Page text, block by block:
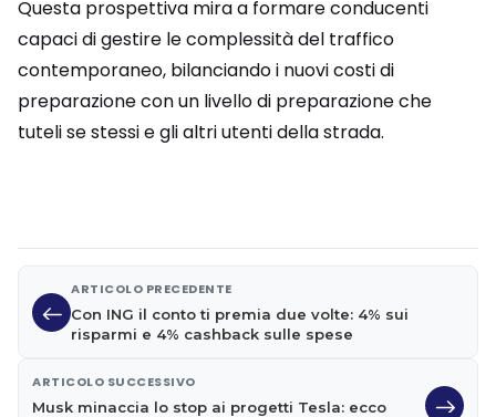
Questa prospettiva mira a formare conducenti
capaci di gestire le complessità del traffico
contemporaneo, bilanciando i nuovi costi di
preparazione con un livello di preparazione che
tuteli se stessi e gli altri utenti della strada.
ARTICOLO PRECEDENTE
Con ING il conto ti premia due volte: 4% sui
risparmi e 4% cashback sulle spese
ARTICOLO SUCCESSIVO
Musk minaccia lo stop ai progetti Tesla: ecco